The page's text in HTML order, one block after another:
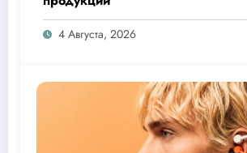
4 Августа, 2026